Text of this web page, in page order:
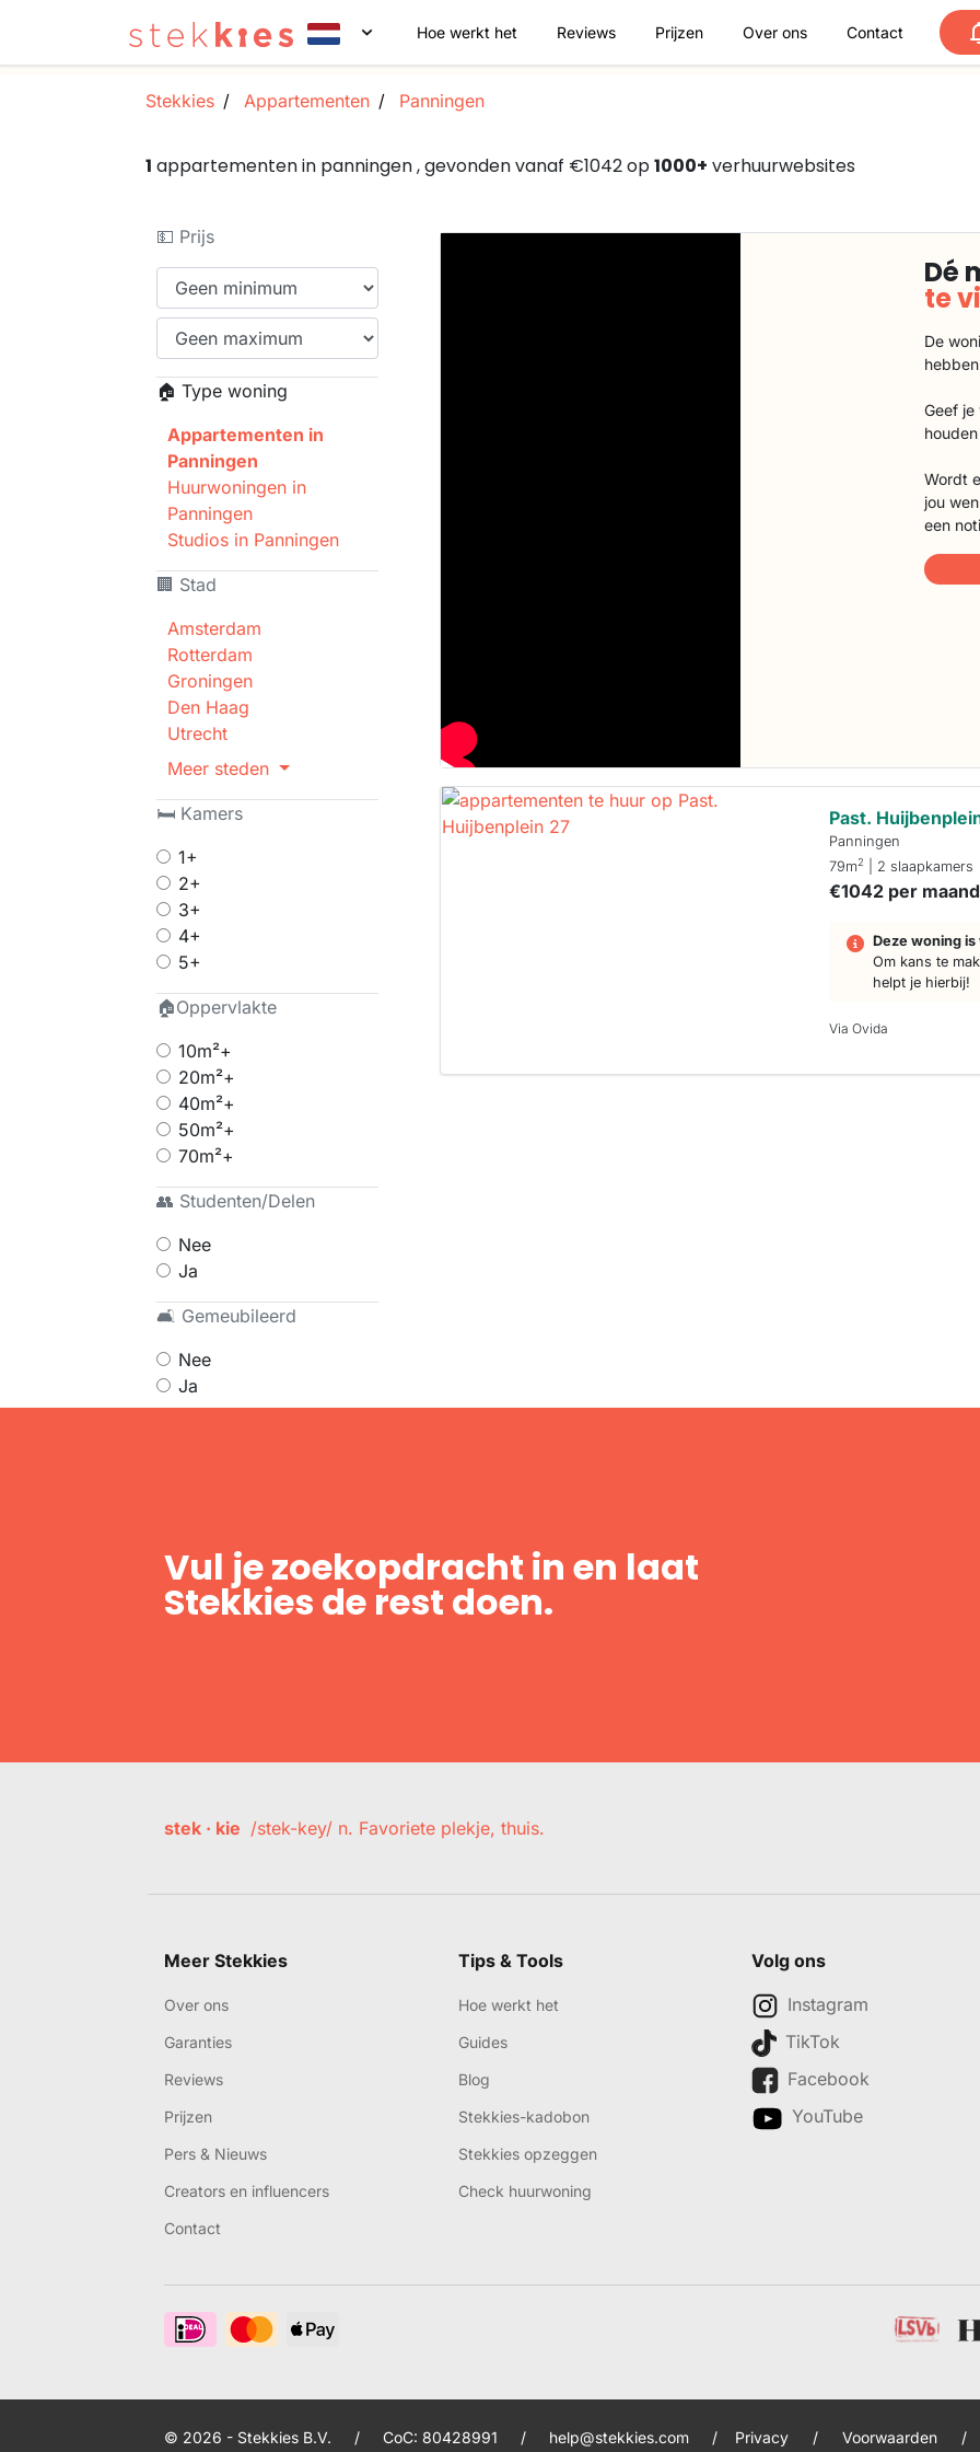
Hoe werkt het Reviews Prijzen Over ons Contact
Stekkies Appartementen Panningen
1 appartementen in panningen , gevonden vanaf €1042 op1000+ verhuurwebsites
💵 Prijs
🏠 Type woning
Appartementen in
Panningen
Huurwoningen in
Panningen
Studios in Panningen
🏢 Stad
Amsterdam
Rotterdam
Groningen
Den Haag
Utrecht
Meer steden
🛏 Kamers
1+
2+
3+
4+
5+
🏠Oppervlakte
10m²+
20m²+
40m²+
50m²+
70m²+
👥 Studenten/Delen
Nee
Ja
🛋 Gemeubileerd
Nee
Ja
Dé
te
De
Geef
Wordt
jou
een
Past.
Panningen
79m2 | 2 slaapkamers
€1042 per maand
Deze woning
Om kans te
helpt je hierbij!
Via Ovida
Vul je zoekopdracht in en laat
Stekkies de rest doen.
stek · kie /stek-key/ n. Favoriete plekje, thuis.
Meer Stekkies
Over ons
Garanties
Reviews
Prijzen
Pers & Nieuws
Creators en influencers
Contact
Tips & Tools
Hoe werkt het
Guides
Blog
Stekkies-kadobon
Stekkies opzeggen
Check huurwoning
Volg ons
Instagram
TikTok
Facebook
YouTube
© 2026 - Stekkies B.V. / CoC: 80428991 / help@stekkies.com / Privacy / Voorwaarden /